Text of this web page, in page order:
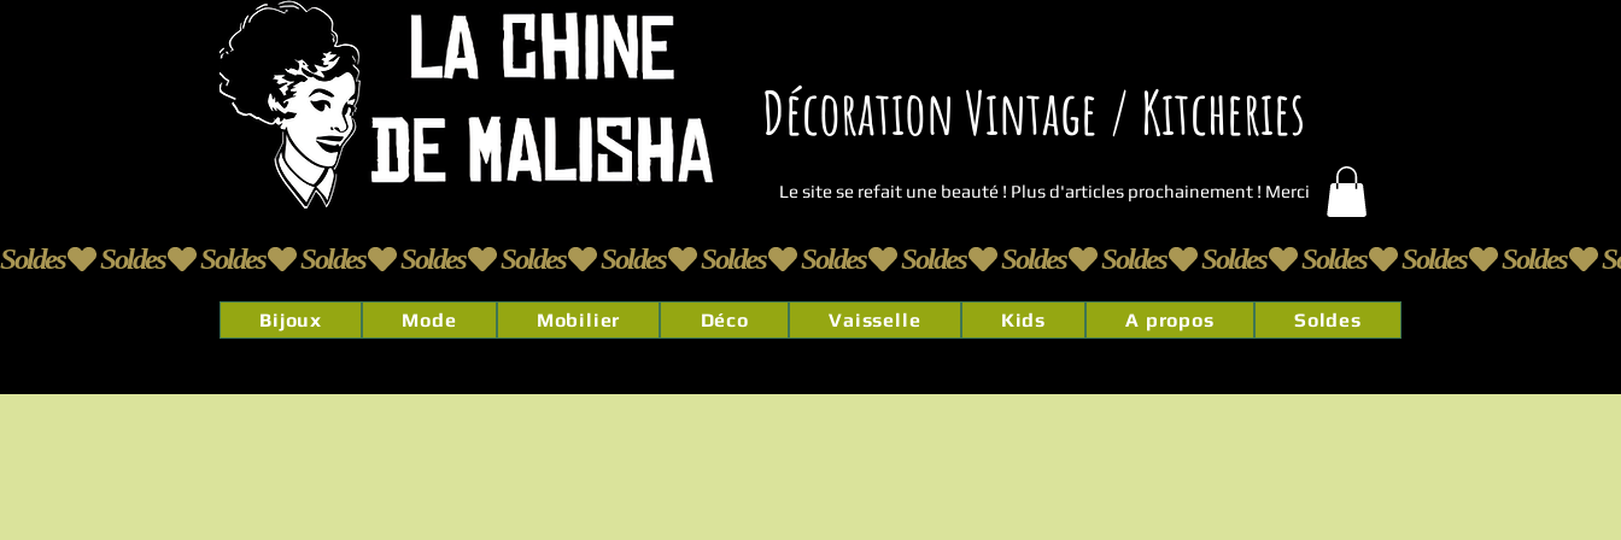
Décoration Vintage / Kitcheries
Le site se refait une beauté ! Plus d'articles prochainement ! Merci
Soldes
Bijoux Mode Mobilier Déco Vaisselle Kids A propos Soldes